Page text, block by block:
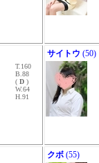
T.160
B.88
( D )
W.64
H.91
サイトウ (50)
クボ (55)